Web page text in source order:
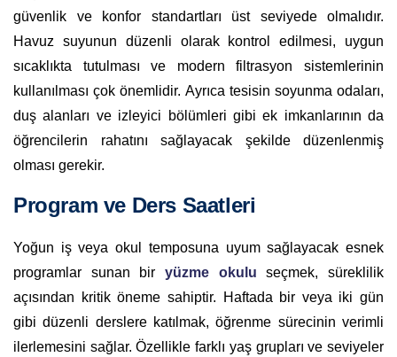
güvenlik ve konfor standartları üst seviyede olmalıdır.
Havuz suyunun düzenli olarak kontrol edilmesi, uygun
sıcaklıkta tutulması ve modern filtrasyon sistemlerinin
kullanılması çok önemlidir. Ayrıca tesisin soyunma odaları,
duş alanları ve izleyici bölümleri gibi ek imkanlarının da
öğrencilerin rahatını sağlayacak şekilde düzenlenmiş
olması gerekir.
Program ve Ders Saatleri
Yoğun iş veya okul temposuna uyum sağlayacak esnek
programlar sunan bir yüzme okulu seçmek, süreklilik
açısından kritik öneme sahiptir. Haftada bir veya iki gün
gibi düzenli derslere katılmak, öğrenme sürecinin verimli
ilerlemesini sağlar. Özellikle farklı yaş grupları ve seviyeler